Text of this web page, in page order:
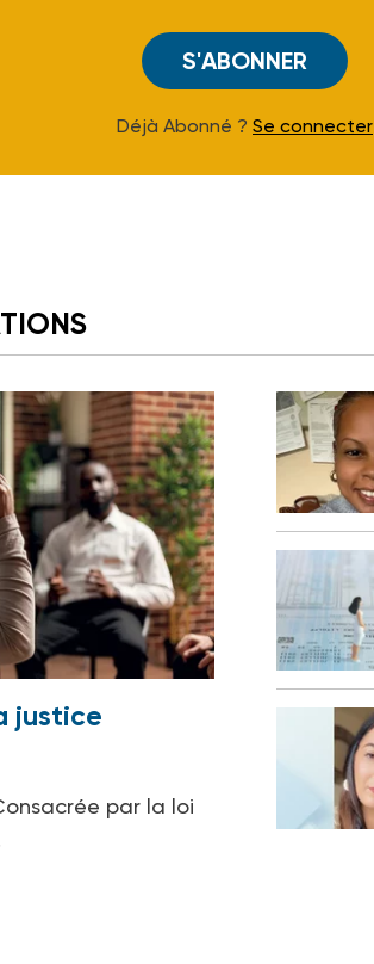
S'ABONNER
Déjà Abonné ? Se connecter
justice
par la loi